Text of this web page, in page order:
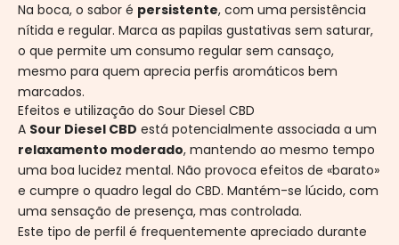
Na boca, o sabor é persistente, com uma persistência
nítida e regular. Marca as papilas gustativas sem saturar,
o que permite um consumo regular sem cansaço,
mesmo para quem aprecia perfis aromáticos bem
marcados.
Efeitos e utilização do Sour Diesel CBD
A Sour Diesel CBD está potencialmente associada a um
relaxamento moderado, mantendo ao mesmo tempo
uma boa lucidez mental. Não provoca efeitos de «barato»
e cumpre o quadro legal do CBD. Mantém-se lúcido, com
uma sensação de presença, mas controlada.
Este tipo de perfil é frequentemente apreciado durante